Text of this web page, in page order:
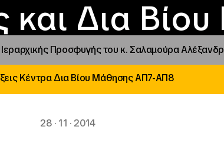
και Δια
ΙΝΕΔΙΒΙΜ
καιΕστίες
Νέα
Ιεραρχικής Προσφυγής του κ. Σαλαμούρα
Κέντρα Δια Βίου Μάθησης ΑΠ7-ΑΠ8
28 · 11 · 2014